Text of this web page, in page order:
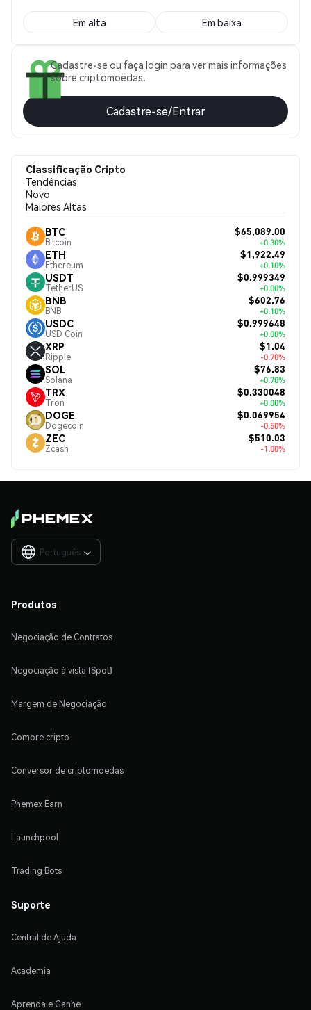
Em alta Em baixa
Cadastre-se ou faça login para ver mais informações
sobre criptomoedas.
Cadastre-se/Entrar
Classificação Cripto
Tendências
Novo
Maiores Altas
BTC
Bitcoin
$65,089.00
+0.30%
ETH
Ethereum
$1,922.49
+0.10%
USDT
TetherUS
$0.999349
+0.00%
BNB
BNB
$602.76
+0.10%
USDC
USD Coin
$0.999648
+0.00%
XRP
Ripple
$1.04
-0.70%
SOL
Solana
$76.83
+0.70%
TRX
Tron
$0.330048
+0.00%
DOGE
Dogecoin
$0.069954
-0.50%
ZEC
Zcash
$510.03
-1.00%
Português 
Produtos
Negociação de Contratos
Negociação à vista (Spot)
Margem de Negociação
Compre cripto
Conversor de criptomoedas
Phemex Earn
Launchpool
Trading Bots
Suporte
Central de Ajuda
Academia
Aprenda e Ganhe